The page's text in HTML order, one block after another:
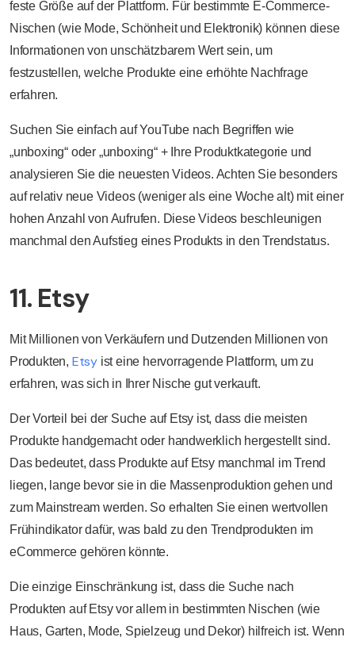
feste Größe auf der Plattform. Für bestimmte E-Commerce-
Nischen (wie Mode, Schönheit und Elektronik) können diese
Informationen von unschätzbarem Wert sein, um
festzustellen, welche Produkte eine erhöhte Nachfrage
erfahren.
Suchen Sie einfach auf YouTube nach Begriffen wie
„unboxing“ oder „unboxing“ + Ihre Produktkategorie und
analysieren Sie die neuesten Videos. Achten Sie besonders
auf relativ neue Videos (weniger als eine Woche alt) mit einer
hohen Anzahl von Aufrufen. Diese Videos beschleunigen
manchmal den Aufstieg eines Produkts in den Trendstatus.
11. Etsy
Mit Millionen von Verkäufern und Dutzenden Millionen von
Produkten, Etsy ist eine hervorragende Plattform, um zu
erfahren, was sich in Ihrer Nische gut verkauft.
Der Vorteil bei der Suche auf Etsy ist, dass die meisten
Produkte handgemacht oder handwerklich hergestellt sind.
Das bedeutet, dass Produkte auf Etsy manchmal im Trend
liegen, lange bevor sie in die Massenproduktion gehen und
zum Mainstream werden. So erhalten Sie einen wertvollen
Frühindikator dafür, was bald zu den Trendprodukten im
eCommerce gehören könnte.
Die einzige Einschränkung ist, dass die Suche nach
Produkten auf Etsy vor allem in bestimmten Nischen (wie
Haus, Garten, Mode, Spielzeug und Dekor) hilfreich ist. Wenn